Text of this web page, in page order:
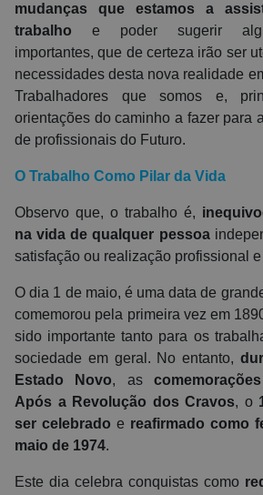
mudanças que estamos a
trabalho e poder sugerir
importantes, que de certeza irão ser
necessidades desta nova realidade
Trabalhadores que somos e,
orientações do caminho a fazer para
de profissionais do Futuro.
O Trabalho Como Pilar da Vida
Observo que, o trabalho é,
na vida de qualquer pessoa
satisfação ou realização profissional
O dia 1 de maio, é uma data de
comemorou pela primeira vez em
sido importante tanto para os
sociedade em geral. No entanto,
Estado Novo, as
Após a Revolução dos Cravos, o
ser celebrado e reafirmado como
maio de 1974.
Este dia celebra conquistas como